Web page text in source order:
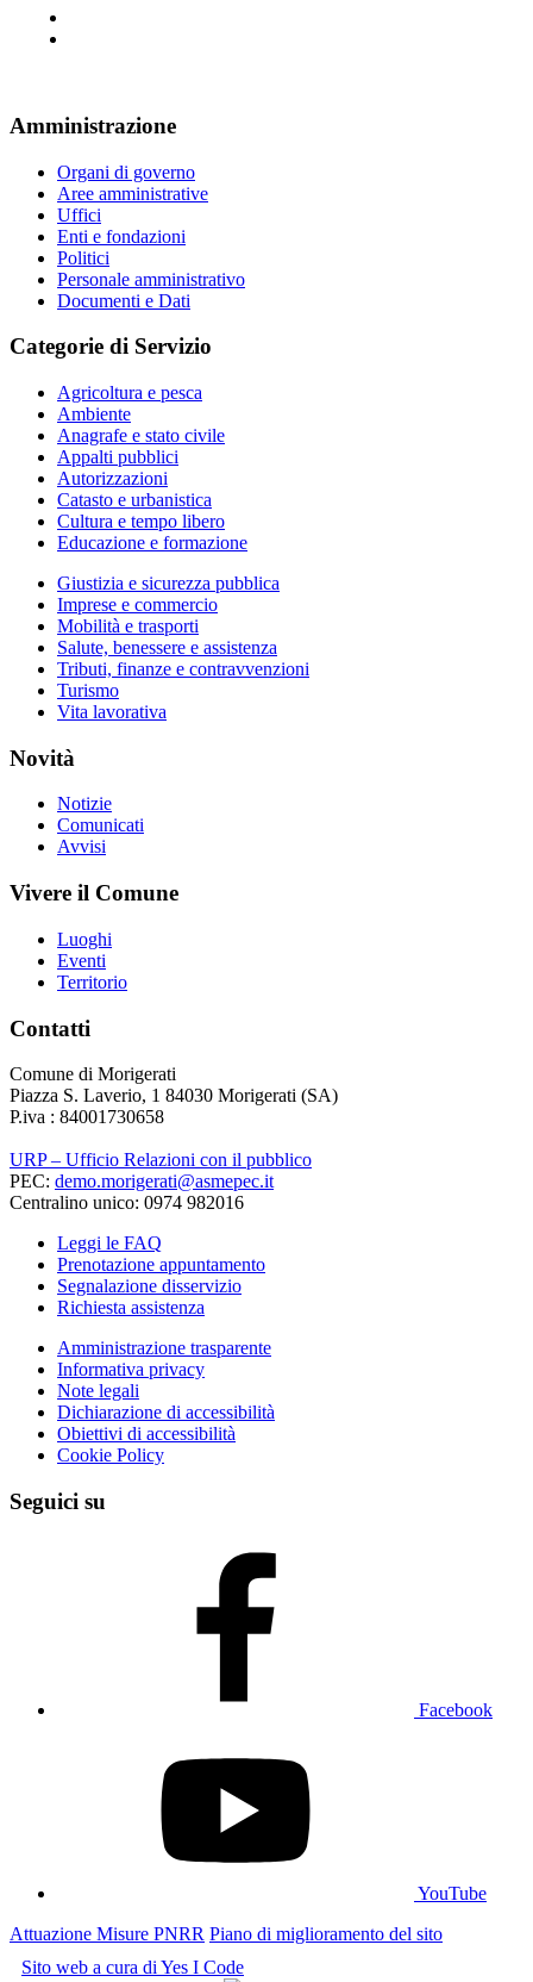
Amministrazione
Organi di governo
Aree amministrative
Uffici
Enti e fondazioni
Politici
Personale amministrativo
Documenti e Dati
Categorie di Servizio
Agricoltura e pesca
Ambiente
Anagrafe e stato civile
Appalti pubblici
Autorizzazioni
Catasto e urbanistica
Cultura e tempo libero
Educazione e formazione
Giustizia e sicurezza pubblica
Imprese e commercio
Mobilità e trasporti
Salute, benessere e assistenza
Tributi, finanze e contravvenzioni
Turismo
Vita lavorativa
Novità
Notizie
Comunicati
Avvisi
Vivere il Comune
Luoghi
Eventi
Territorio
Contatti
Comune di Morigerati
Piazza S. Laverio, 1 84030 Morigerati (SA)
P.iva : 84001730658
URP – Ufficio Relazioni con il pubblico
PEC: demo.morigerati@asmepec.it
Centralino unico: 0974 982016
Leggi le FAQ
Prenotazione appuntamento
Segnalazione disservizio
Richiesta assistenza
Amministrazione trasparente
Informativa privacy
Note legali
Dichiarazione di accessibilità
Obiettivi di accessibilità
Cookie Policy
Seguici su
Facebook
YouTube
Attuazione Misure PNRR Piano di miglioramento del sito
Sito web a cura di Yes I Code